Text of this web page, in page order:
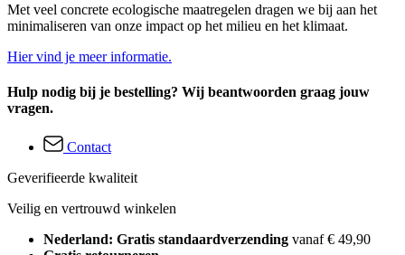
Met veel concrete ecologische maatregelen dragen we bij aan het
minimaliseren van onze impact op het milieu en het klimaat.
Hier vind je meer informatie.
Hulp nodig bij je bestelling? Wij beantwoorden graag jouw
vragen.
Contact
Geverifieerde kwaliteit
Veilig en vertrouwd winkelen
Nederland: Gratis standaardverzending vanaf € 49,90